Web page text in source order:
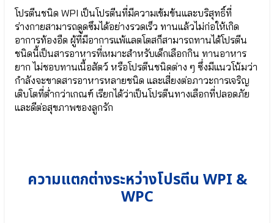
Banana
Blossom
● ดีเอ
ชเอ
(DHA)
●
แคลเซียม
จาก
สาหร่าย
แดง
Nutri
Plus
41
|
42
●
ลูก
ซัด
Organic
Fenugreek
Organic
โปรตีนชนิด WPI เป็นโปรตีนที่มีความเข้มข้นและบริสุทธิ์ที่
ร่างกายสามารถดูดซึมได้อย่างรวดเร็ว ทานแล้วไม่ก่อให้เกิด
อาการท้องอืด ผู้ที่มีอาการแพ้แลตโตสก็สามารถทานได้โปรตีน
ชนิดนี้เป็นสารอาหารที่เหมาะสำหรับเด็กเลือกกิน ทานอาหาร
ยาก ไม่ชอบทานเนื้อสัตว์ หรือโปรตีนชนิดต่าง ๆ ซึ่งมีแนวโน้มว่า
กำลังจะขาดสารอาหารหลายชนิด และเสี่ยงต่อภาวะการเจริญ
เติบโตที่ต่ำกว่าเกณฑ์ เรียกได้ว่าเป็นโปรตีนทางเลือกที่ปลอดภัย
และดีต่อสุขภาพของลูกรัก
ความแตกต่างระหว่างโปรตีน WPI &
WPC